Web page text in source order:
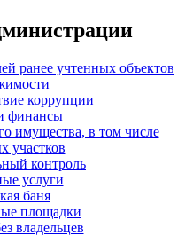
ранее учтенных объектов
коррупции
финансы
имущества, в том числе
участков
контроль
услуги
баня
площадки
владельцев